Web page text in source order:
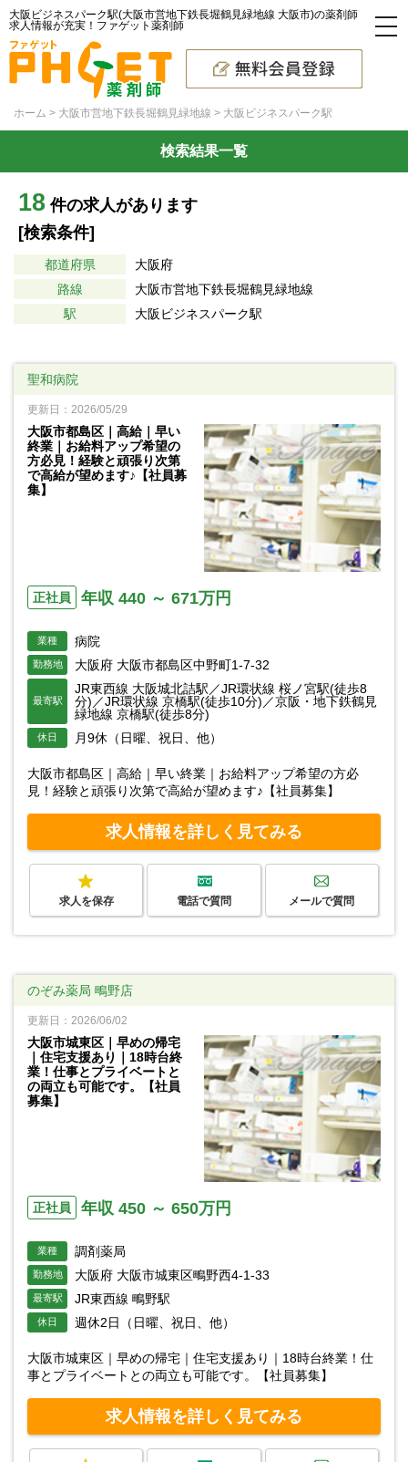
大阪ビジネスパーク駅(大阪市営地下鉄長堀鶴見緑地線 大阪市)の薬剤師
求人情報が充実！ファゲット薬剤師
ホーム 大阪市営地下鉄長堀鶴見緑地線 大阪ビジネスパーク駅
検索結果一覧
18 件の求人があります
[検索条件]
都道府県
大阪府
路線
大阪市営地下鉄長堀鶴見緑地線
駅
大阪ビジネスパーク駅
聖和病院
更新日：2026/05/29
大阪市都島区｜高給｜早い
終業｜お給料アップ希望の
方必見！経験と頑張り次第
で高給が望めます♪【社員募
集】
正社員 年収 440 ～ 671万円
業種 病院
勤務地 大阪府 大阪市都島区中野町1-7-32
最寄駅
JR東西線 大阪城北詰駅／JR環状線 桜ノ宮駅(徒歩8
分)／JR環状線 京橋駅(徒歩10分)／京阪・地下鉄鶴見
緑地線 京橋駅(徒歩8分)
休日 月9休（日曜、祝日、他）
大阪市都島区｜高給｜早い終業｜お給料アップ希望の方必
見！経験と頑張り次第で高給が望めます♪【社員募集】
求人情報を詳しく見てみる
求人を保存 電話で質問 メールで質問
のぞみ薬局 鴫野店
更新日：2026/06/02
大阪市城東区｜早めの帰宅
｜住宅支援あり｜18時台終
業！仕事とプライベートと
の両立も可能です。【社員
募集】
正社員 年収 450 ～ 650万円
業種 調剤薬局
勤務地 大阪府 大阪市城東区鴫野西4-1-33
最寄駅 JR東西線 鴫野駅
休日 週休2日（日曜、祝日、他）
大阪市城東区｜早めの帰宅｜住宅支援あり｜18時台終業！仕
事とプライベートとの両立も可能です。【社員募集】
求人情報を詳しく見てみる